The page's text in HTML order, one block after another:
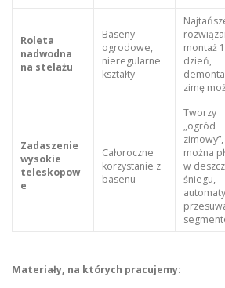
Roleta
nadwodna
na stelażu
Baseny
ogrodowe,
nieregularne
kształty
montaż 1
dzień,
zimę
Zadaszenie
wysokie
teleskopow
e
Całoroczne
korzystanie z
basenu
Tworzy
„ogród
zimowy”,
można
w
śniegu,
Materiały, na których pracujemy: